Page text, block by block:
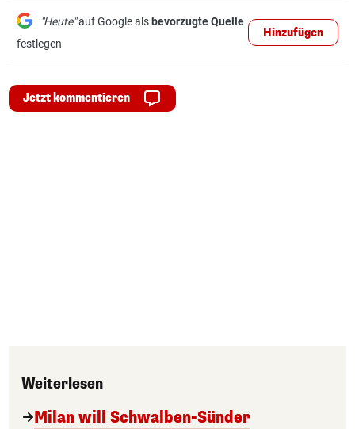
"Heute"auf Google als bevorzugte Quelle
festlegen
Hinzufügen
Jetzt kommentieren
Weiterlesen
Milan will Schwalben-Sünder